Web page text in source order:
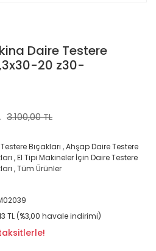
Daire Testere
20 z30-
3.100,00 TL
Bıçakları ,Ahşap Daire Testere
,El Tipi Makineler İçin Daire Testere
,Tüm Ürünler
TL (%3,00 havale indirimi)